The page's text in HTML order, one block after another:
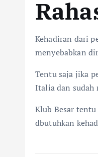
Kehadiran dari
menyebabkan
Tentu saja jika
Italia dan sudah
Klub Besar
dbutuhkan